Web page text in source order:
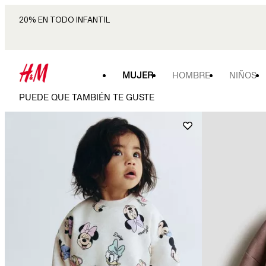
20% EN TODO INFANTIL
MUJER HOMBRE NIÑOS
PUEDE QUE TAMBIÉN TE GUSTE